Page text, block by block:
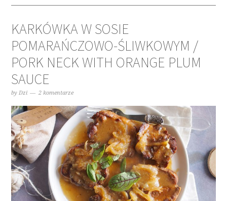
KARKÓWKA W SOSIE
POMARAŃCZOWO-ŚLIWKOWYM /
PORK NECK WITH ORANGE PLUM
SAUCE
byDzi 2 komentarze